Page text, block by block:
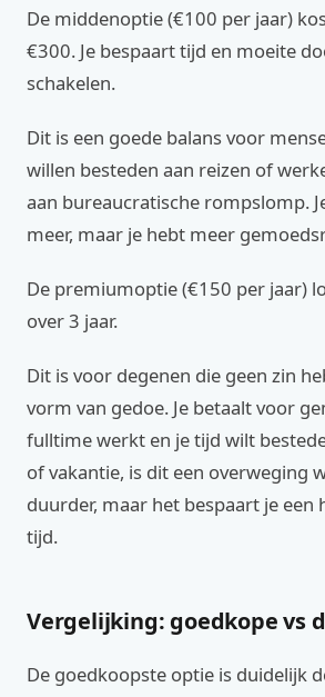
De middenoptie (€100 per jaar)
€300. Je bespaart tijd en moeite
schakelen.
Dit is een goede balans voor
willen besteden aan reizen of
aan bureaucratische rompslomp.
meer, maar je hebt meer
De premiumoptie (€150 per jaar)
over 3 jaar.
Dit is voor degenen die geen zin
vorm van gedoe. Je betaalt voor
fulltime werkt en je tijd wilt
of vakantie, is dit een overweging
duurder, maar het bespaart je een
tijd.
Vergelijking: goedkope vs
De goedkoopste optie is duidelijk